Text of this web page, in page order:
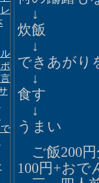
↓
炊飯
↓
できあがり
↓
食す
↓
うまい
ご飯200円
100円+おで